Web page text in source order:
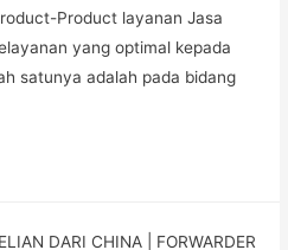
Product layanan Jasa
yang optimal kepada
satunya adalah pada bidang